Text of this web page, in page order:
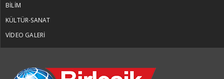
BİLİM
KÜLTÜR-SANAT
VİDEO GALERİ